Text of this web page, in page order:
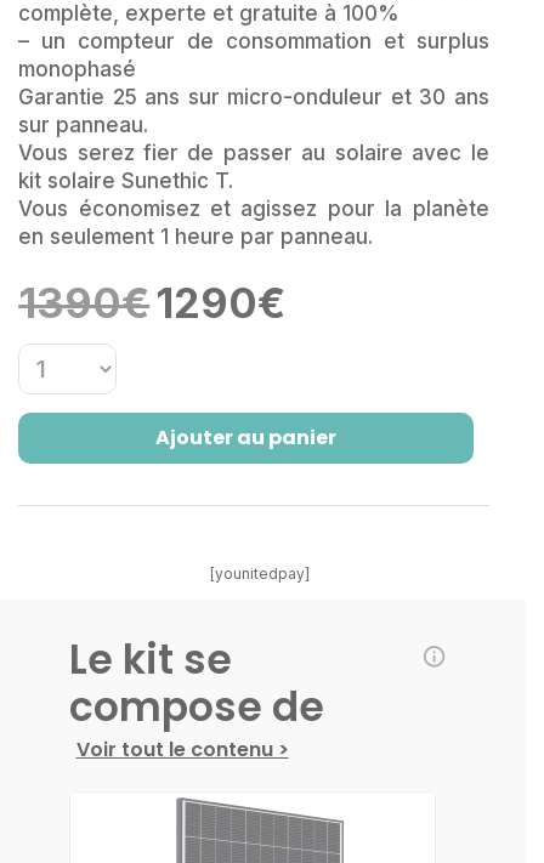
complète, experte et gratuite à 100%
– un compteur de consommation et surplus
monophasé
Garantie 25 ans sur micro-onduleur et 30 ans
sur panneau.
Vous serez fier de passer au solaire avec le
kit solaire Sunethic T.
Vous économisez et agissez pour la planète
en seulement 1 heure par panneau.
1390€ Le
prix
1290€
Ajouter au panier
[younitedpay]
Le kit se
compose de
Voir tout le contenu >